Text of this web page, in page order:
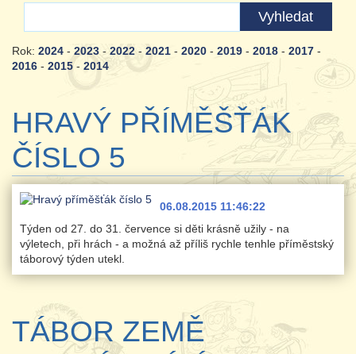
Rok: 2024 - 2023 - 2022 - 2021 - 2020 - 2019 - 2018 - 2017 -
2016 - 2015 - 2014
HRAVÝ PŘÍMĚŠŤÁK
ČÍSLO 5
06.08.2015 11:46:22
Týden od 27. do 31. července si děti krásně užily - na
výletech, při hrách - a možná až příliš rychle tenhle příměstský
táborový týden utekl.
TÁBOR ZEMĚ